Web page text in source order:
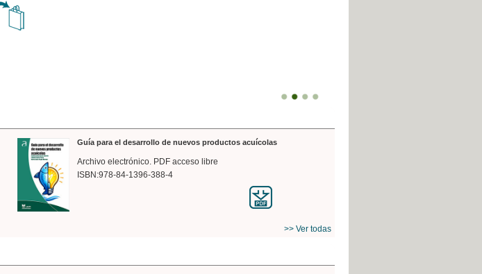
Guía para el desarrollo de nuevos productos acuícolas
Archivo electrónico. PDF acceso libre
ISBN:978-84-1396-388-4
>> Ver todas